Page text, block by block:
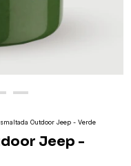
Outdoor Jeep - Verde
Jeep -